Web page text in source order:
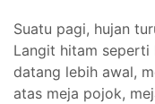
Suatu pagi, hujan
Langit hitam seperti
datang lebih awal,
atas meja pojok,